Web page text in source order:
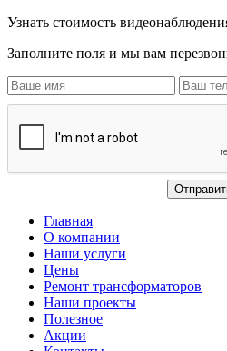
Узнать стоимость
Заполните поля и мы вам
Главная
О компании
Наши услуги
Цены
Ремонт трансформаторов
Наши проекты
Полезное
Акции